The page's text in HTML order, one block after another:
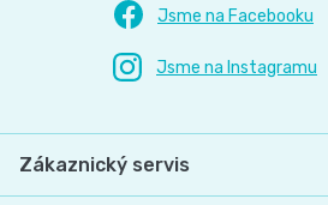
Zákaznický servis